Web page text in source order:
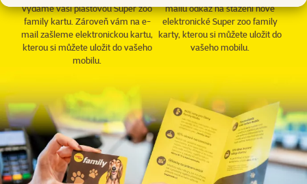
vydáme vaši plastovou Super zoo
family kartu. Zároveň vám na e-
mail zašleme elektronickou kartu,
kterou si můžete uložit do vašeho
mobilu.
mailu odkaz na stažení nové
elektronické Super zoo family
karty, kterou si můžete uložit do
vašeho mobilu.